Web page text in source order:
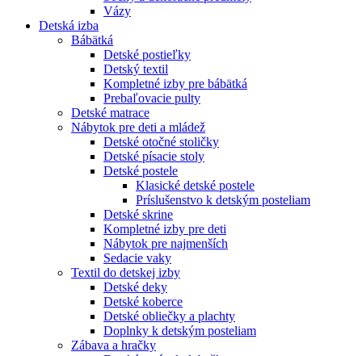
Vázy
Detská izba
Bábätká
Detské postieľky
Detský textil
Kompletné izby pre bábätká
Prebaľovacie pulty
Detské matrace
Nábytok pre deti a mládež
Detské otočné stoličky
Detské písacie stoly
Detské postele
Klasické detské postele
Príslušenstvo k detským posteliam
Detské skrine
Kompletné izby pre deti
Nábytok pre najmenších
Sedacie vaky
Textil do detskej izby
Detské deky
Detské koberce
Detské obliečky a plachty
Doplnky k detským posteliam
Zábava a hračky